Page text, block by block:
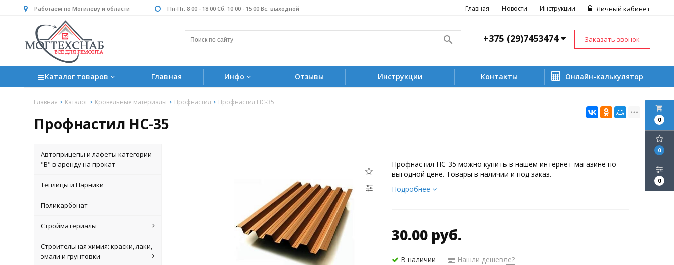
Работаем по Могилеву и области Пн-Пт: 8 00 - 18 00 Сб: 10 00 - 15 00 Вс: выходной Личный кабинет
Главная Новости Инструкции
+375 (29)7453474 Заказать звонок
Каталог товаров Главная Инфо Отзывы Инструкции Контакты Онлайн-калькулятор
Главная Каталог Кровельные материалы Профнастил Профнастил НС-35
Профнастил НС-35
local_grocery_store
0
0
0
Автоприцепы и лафеты категории
"B" в аренду на прокат
Теплицы и Парники
Поликарбонат
Стройматериалы
Строительная химия: краски, лаки,
эмали и грунтовки
Профнастил НС-35 можно купить в нашем интернет-магазине по
выгодной цене. Товары в наличии и под заказ.
Подробнее
30.00 руб.
В наличии Нашли дешевле?